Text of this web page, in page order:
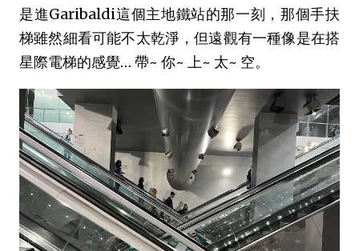
是進Garibaldi這個主地鐵站的那一刻，那個手扶
梯雖然細看可能不太乾淨，但遠觀有一種像是在搭
星際電梯的感覺… 帶~ 你~ 上~ 太~ 空。